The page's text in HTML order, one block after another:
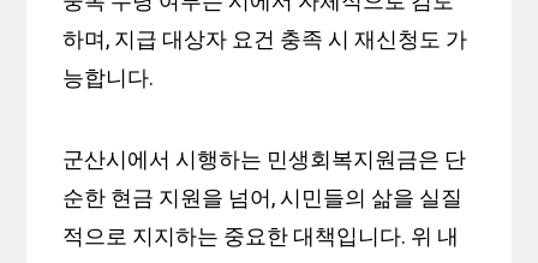
하며, 지급 대상자 요건 충족 시 재신청도 가
능합니다.
군산시에서 시행하는 민생회복지원금은 단
순한 현금 지원을 넘어, 시민들의 삶을 실질
적으로 지지하는 중요한 대책입니다. 위 내